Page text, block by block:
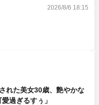
2026/8/6 18:15
れた美女30歳、艶やかな
過ぎるすぅ」